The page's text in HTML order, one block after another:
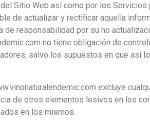
Sitio Web así como por los
de actualizar y rectificar aquella
de responsabilidad por su no
no tiene obligación de
salvo los supuestos en que así
excluye
de otros elementos lesivos en los
en los mismos.